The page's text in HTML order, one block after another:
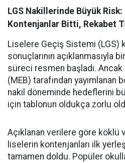
LGS Nakillerinde Büyük
Kontenjanlar Bitti, Rekabet
Liselere Geçiş Sistemi (LGS)
sonuçlarının açıklanmasıyla
süreci resmen başladı. Ancak
(MEB) tarafından yayımlanan
nakil döneminde hedeflerini
için tablonun oldukça zorlu
Açıklanan verilere göre köklü
liselerin kontenjanları ilk
tamamen doldu. Popüler